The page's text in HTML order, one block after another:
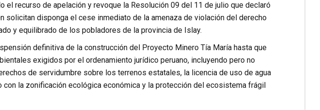
el recurso de apelación y revoque la Resolución 09 del 11 de julio que declaró
solicitan disponga el cese inmediato de la amenaza de violación del derecho
y equilibrado de los pobladores de la provincia de Islay.
definitiva de la construcción del Proyecto Minero Tía María hasta que
exigidos por el ordenamiento jurídico peruano, incluyendo pero no
de servidumbre sobre los terrenos estatales, la licencia de uso de agua
la zonificación ecológica económica y la protección del ecosistema frágil